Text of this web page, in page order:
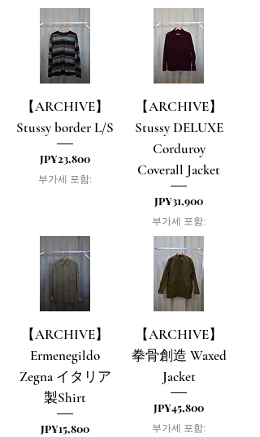
【ARCHIVE】
Stussy border L/S
가격
JP¥23,800
부가세 포함:
【ARCHIVE】
Stussy DELUXE
Corduroy
Coverall Jacket
가격
JP¥31,900
부가세 포함:
【ARCHIVE】
Ermenegildo
Zegna イタリア
製Shirt
가격
JP¥15,800
【ARCHIVE】
拳骨創造 Waxed
Jacket
가격
JP¥45,800
부가세 포함: